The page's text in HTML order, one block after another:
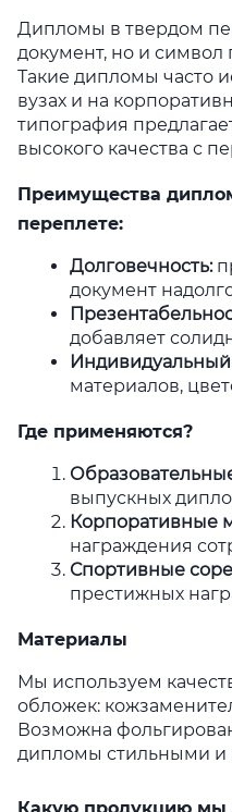
Дипломы в твердом
документ, но и
Такие дипломы часто
вузах и на
типография
высокого качества с
Преимущества
переплете:
Долговечность:
документ
добавляет
материалов,
Где применяются?
выпускных
Корпоративные
награждения
Спортивные
престижных
Материалы
Мы используем
обложек:
Возможна
дипломы стильными и
Какую продукцию мы